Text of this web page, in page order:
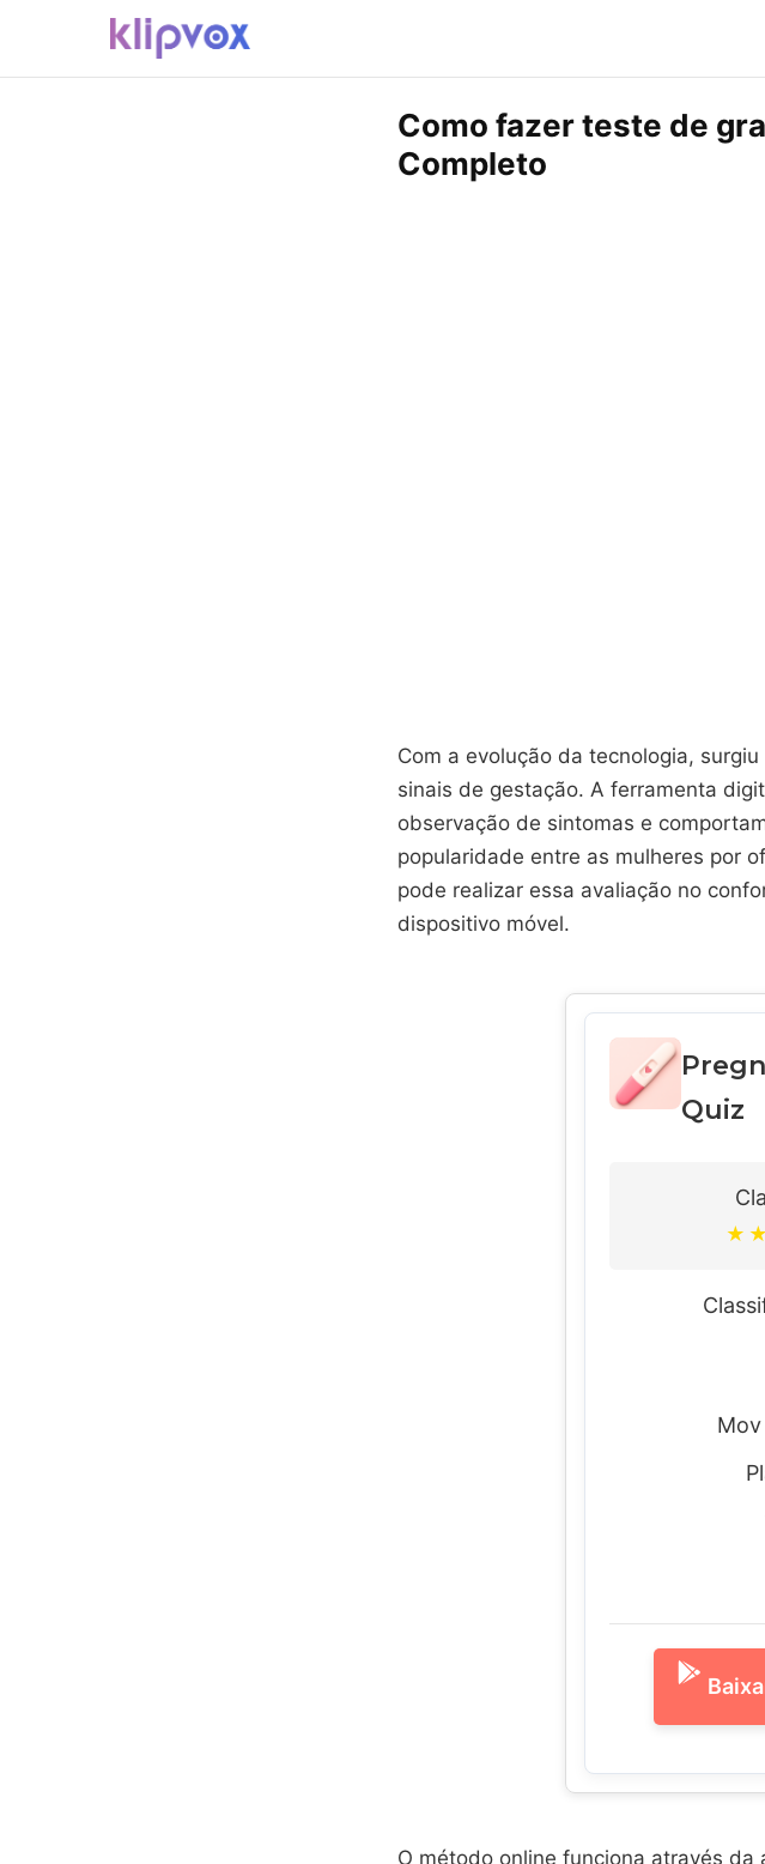
Como fazer teste de
Completo
Com a evolução da tecnologia,
sinais de gestação. A ferramenta
observação de sintomas e
popularidade entre as mulheres por
pode realizar essa avaliação no
dispositivo móvel.
Quiz
★ ★
O método online funciona através